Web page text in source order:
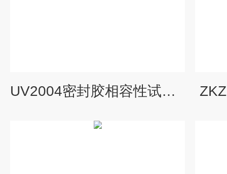
UV2004密封胶相容性试验箱